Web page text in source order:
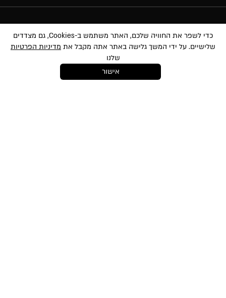
הרשמה לניוזלטר
כדי לשפר את החוויה שלכם, האתר משתמש ב-Cookies, גם מצדדים
שלישיים. על ידי המשך גלישה באתר אתה מקבל את מדיניות הפרטיות
שלנו
אישור